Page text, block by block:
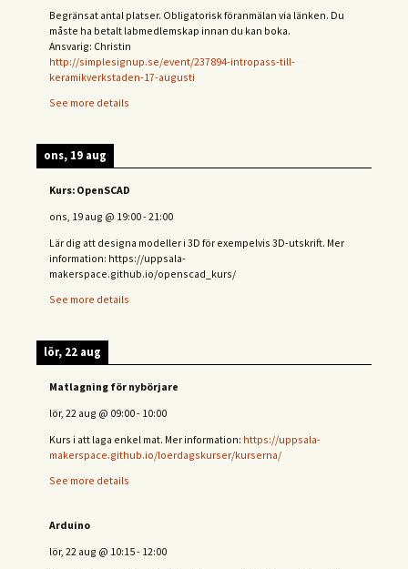
Begränsat antal platser. Obligatorisk föranmälan via länken. Du
måste ha betalt labmedlemskap innan du kan boka.
Ansvarig: Christin
http://simplesignup.se/event/237894-intropass-till-
keramikverkstaden-17-augusti
See more details
ons, 19 aug
Kurs: OpenSCAD
ons, 19 aug @ 19:00-21:00
Lär dig att designa modeller i 3D för exempelvis 3D-utskrift. Mer
information: https://uppsala-
makerspace.github.io/openscad_kurs/
See more details
lör, 22 aug
Matlagning för nybörjare
lör, 22 aug @ 09:00- 10:00
Kurs i att laga enkel mat. Mer information: https://uppsala-
makerspace.github.io/loerdagskurser/kurserna/
See more details
Arduino
lör, 22 aug @ 10:15- 12:00